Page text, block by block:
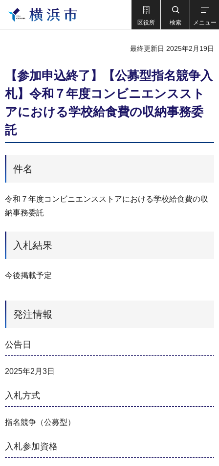
区役所 検索 メニュー
最終更新日 2025年2月19日
【参加申込終了】【公募型指名競争入
札】令和７年度コンビニエンススト
アにおける学校給食費の収納事務委
託
件名
令和７年度コンビニエンスストアにおける学校給食費の収
納事務委託
入札結果
今後掲載予定
発注情報
公告日
2025年2月3日
入札方式
指名競争（公募型）
入札参加資格